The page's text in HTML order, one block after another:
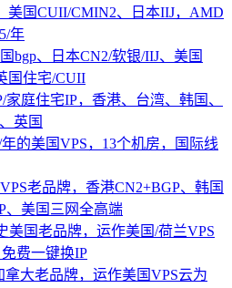
美国CUII/CMIN2、日本IIJ，AMD
年
bgp、日本CN2/软银/IIJ、美国
国住宅/CUII
家庭住宅IP，香港、台湾、韩国、
英国
年的美国VPS，13个机房，国际线
老品牌，香港CN2+BGP、韩国
、美国三网全高端
美国老品牌，运作美国/荷兰VPS
费一键换IP
拿大老品牌，运作美国VPS云为